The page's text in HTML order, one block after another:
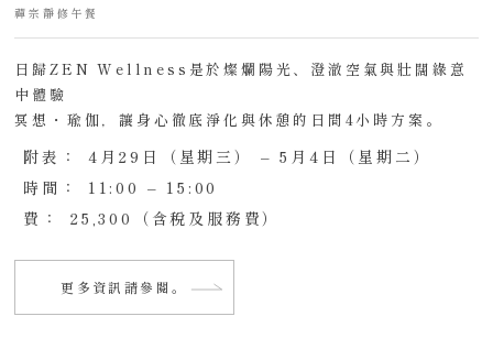
禪宗靜修午餐
日歸ZEN Wellness是於燦爛陽光、澄澈空氣與壯闊綠意
中體驗
冥想・瑜伽，讓身心徹底淨化與休憩的日間4小時方案。
附表：
4月29日（星期三） – 5月4日（星期二）
時間：
11:00 – 15:00
費：
25,300（含稅及服務費）
更多資訊請參閱。